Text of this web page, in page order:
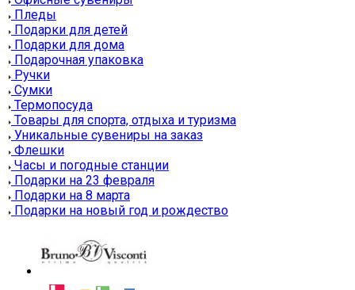
Пледы
Подарки для детей
Подарки для дома
Подарочная упаковка
Ручки
Сумки
Термопосуда
Товары для спорта, отдыха и туризма
Уникальные сувениры на заказ
Флешки
Часы и погодные станции
Подарки на 23 февраля
Подарки на 8 марта
Подарки на новый год и рождество